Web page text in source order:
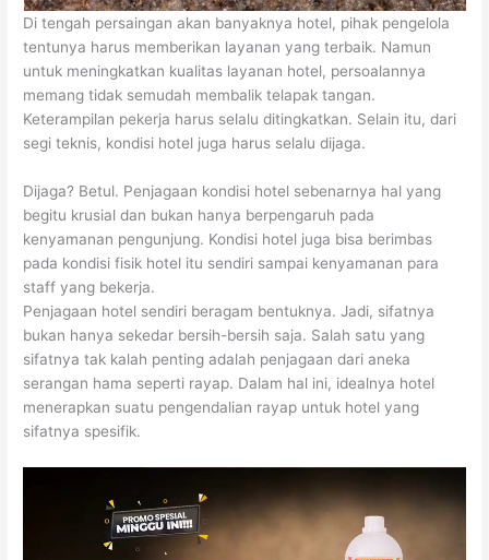
Di tengah persaingan akan banyaknya hotel, pihak pengelola
tentunya harus memberikan layanan yang terbaik. Namun
untuk meningkatkan kualitas layanan hotel, persoalannya
memang tidak semudah membalik telapak tangan.
Keterampilan pekerja harus selalu ditingkatkan. Selain itu, dari
segi teknis, kondisi hotel juga harus selalu dijaga.
Dijaga? Betul. Penjagaan kondisi hotel sebenarnya hal yang
begitu krusial dan bukan hanya berpengaruh pada
kenyamanan pengunjung. Kondisi hotel juga bisa berimbas
pada kondisi fisik hotel itu sendiri sampai kenyamanan para
staff yang bekerja.
Penjagaan hotel sendiri beragam bentuknya. Jadi, sifatnya
bukan hanya sekedar bersih-bersih saja. Salah satu yang
sifatnya tak kalah penting adalah penjagaan dari aneka
serangan hama seperti rayap. Dalam hal ini, idealnya hotel
menerapkan suatu pengendalian rayap untuk hotel yang
sifatnya spesifik.